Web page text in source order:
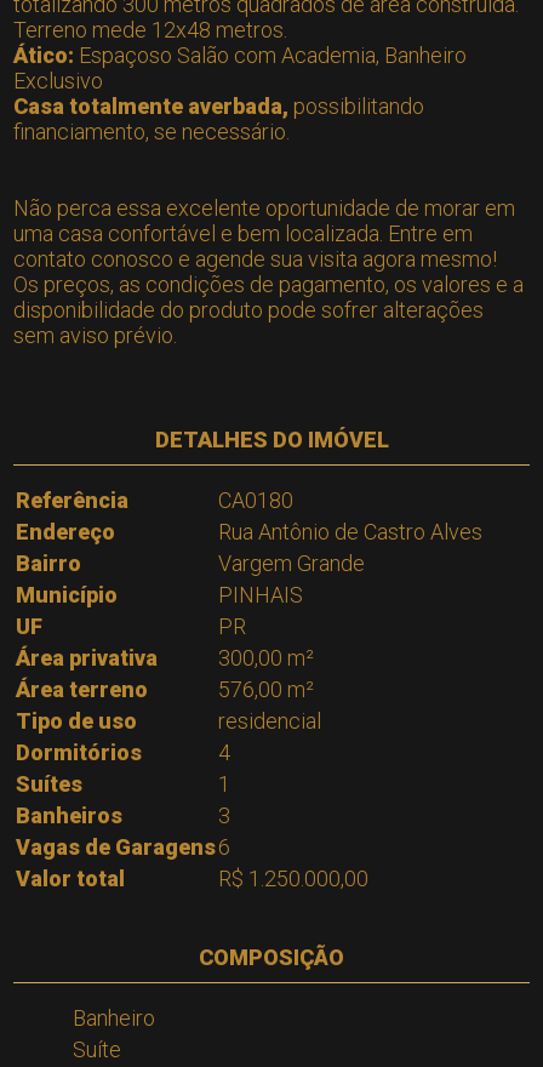
Terreno mede 12x48 metros.
Ático: Espaçoso Salão com Academia, Banheiro
Exclusivo
Casa totalmente averbada, possibilitando
financiamento, se necessário.
Não perca essa excelente oportunidade de morar em
uma casa confortável e bem localizada. Entre em
contato conosco e agende sua visita agora mesmo!
Os preços, as condições de pagamento, os valores e a
disponibilidade do produto pode sofrer alterações
sem aviso prévio.
DETALHES DO IMÓVEL
Referência
CA0180
Endereço
Rua Antônio de Castro Alves
Bairro
Vargem Grande
Município
PINHAIS
UF
PR
Área privativa
300,00 m²
Área terreno
576,00 m²
Tipo de uso
residencial
Dormitórios
4
Suítes
1
Banheiros
3
Vagas de Garagens6
Valor total
R$ 1.250.000,00
COMPOSIÇÃO
Banheiro
Suíte